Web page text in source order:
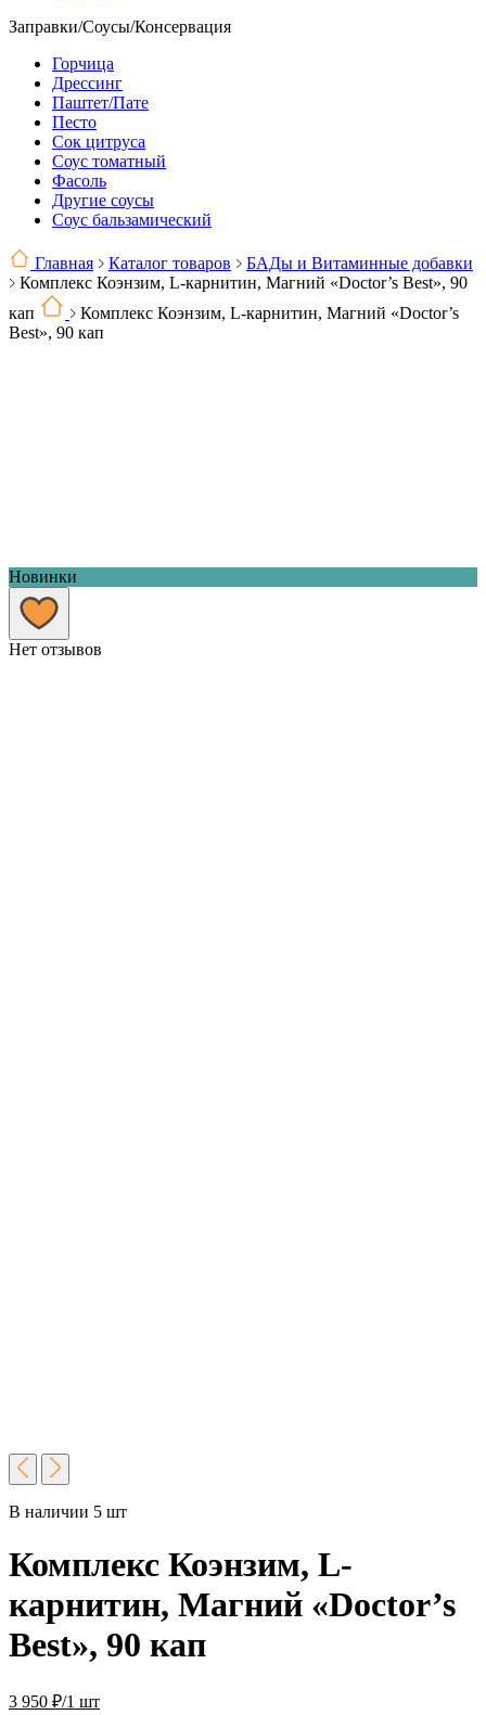
Заправки/Соусы/Консервация
Горчица
Дрессинг
Паштет/Пате
Песто
Сок цитруса
Соус томатный
Фасоль
Другие соусы
Соус бальзамический
Главная Каталог товаров
БАДы и Витаминные добавки
Комплекс Коэнзим, L-карнитин, Магний «Doctor’s Best», 90
кап
Комплекс Коэнзим, L-карнитин, Магний «Doctor’s
Best», 90 кап
Новинки
Нет отзывов
В наличии 5 шт
Комплекс Коэнзим, L-
карнитин, Магний «Doctor’s
Best», 90 кап
3 950 ₽/1 шт